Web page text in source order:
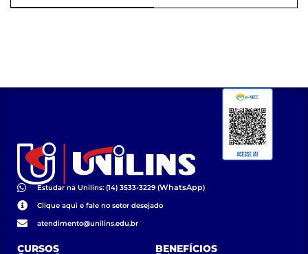
COVID19
Estudar na Unilins: (14) 3533-3229 (WhatsApp)
Clique aqui e fale no setor desejado
atendimento@unilins.edu.br
CURSOS BENEFÍCIOS